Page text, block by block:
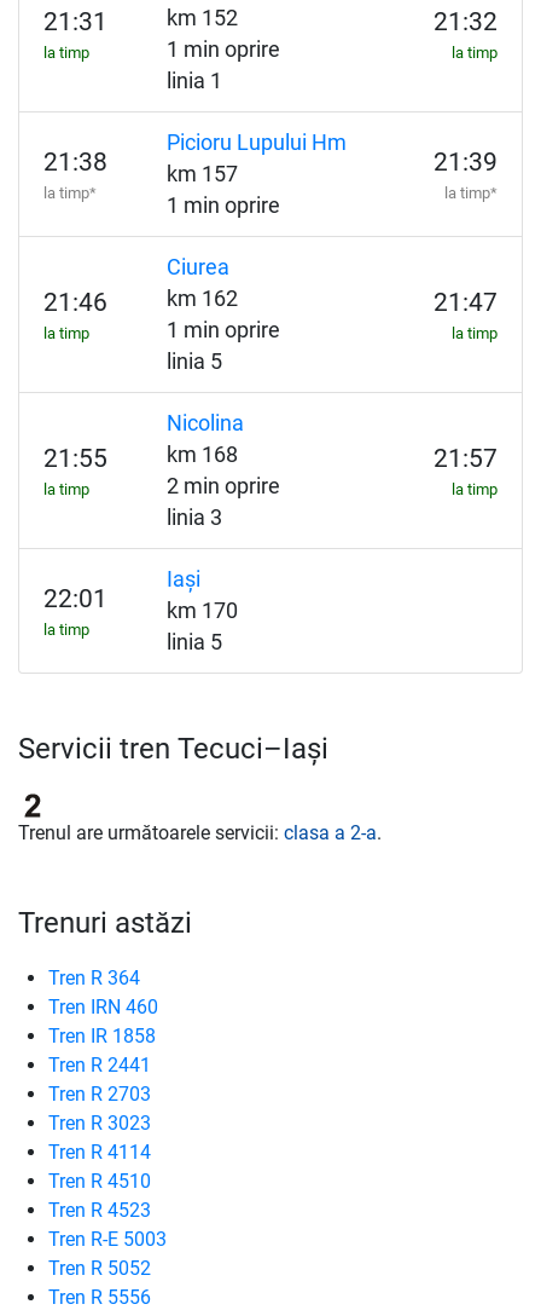
21:31
la timp
km 152
1 min oprire
linia 1
21:32
la timp
21:38
la timp*
Picioru Lupului Hm
km 157
1 min oprire
21:39
la timp*
21:46
la timp
Ciurea
km 162
1 min oprire
linia 5
21:47
la timp
21:55
la timp
Nicolina
km 168
2 min oprire
linia 3
21:57
la timp
22:01
la timp
Iași
km 170
linia 5
Servicii tren Tecuci–Iași
Trenul are următoarele servicii: clasa a 2-a.
Trenuri astăzi
Tren R 364
Tren IRN 460
Tren IR 1858
Tren R 2441
Tren R 2703
Tren R 3023
Tren R 4114
Tren R 4510
Tren R 4523
Tren R-E 5003
Tren R 5052
Tren R 5556